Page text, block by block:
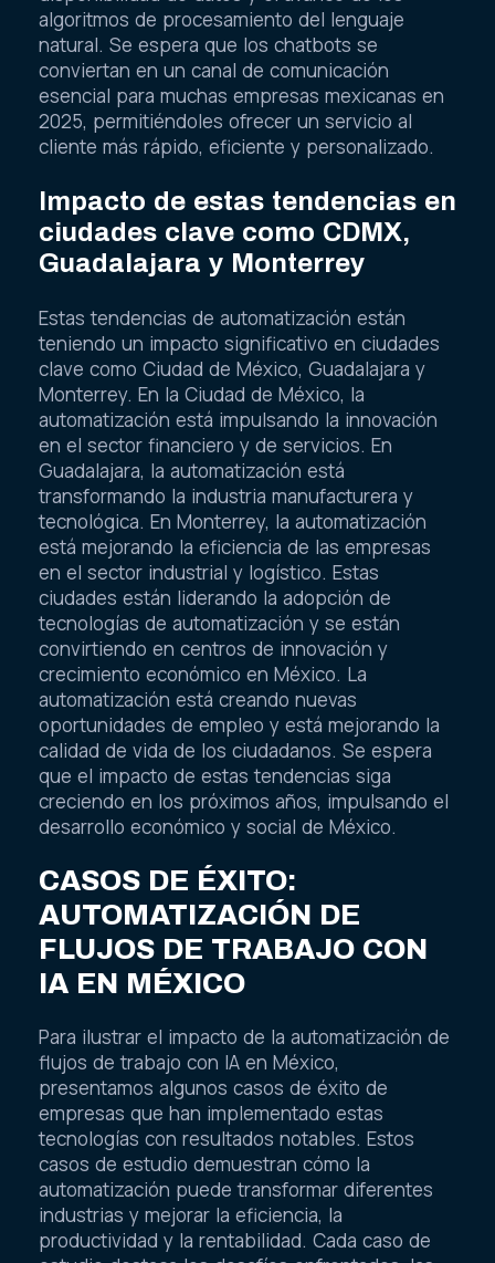
algoritmos de procesamiento del lenguaje
natural. Se espera que los chatbots se
conviertan en un canal de comunicación
esencial para muchas empresas mexicanas en
2025, permitiéndoles ofrecer un servicio al
cliente más rápido, eficiente y personalizado.
Impacto de estas tendencias en
ciudades clave como CDMX,
Guadalajara y Monterrey
Estas tendencias de automatización están
teniendo un impacto significativo en ciudades
clave como Ciudad de México, Guadalajara y
Monterrey. En la Ciudad de México, la
automatización está impulsando la innovación
en el sector financiero y de servicios. En
Guadalajara, la automatización está
transformando la industria manufacturera y
tecnológica. En Monterrey, la automatización
está mejorando la eficiencia de las empresas
en el sector industrial y logístico. Estas
ciudades están liderando la adopción de
tecnologías de automatización y se están
convirtiendo en centros de innovación y
crecimiento económico en México. La
automatización está creando nuevas
oportunidades de empleo y está mejorando la
calidad de vida de los ciudadanos. Se espera
que el impacto de estas tendencias siga
creciendo en los próximos años, impulsando el
desarrollo económico y social de México.
CASOS DE ÉXITO:
AUTOMATIZACIÓN DE
FLUJOS DE TRABAJO CON
IA EN MÉXICO
Para ilustrar el impacto de la automatización de
flujos de trabajo con IA en México,
presentamos algunos casos de éxito de
empresas que han implementado estas
tecnologías con resultados notables. Estos
casos de estudio demuestran cómo la
automatización puede transformar diferentes
industrias y mejorar la eficiencia, la
productividad y la rentabilidad. Cada caso de